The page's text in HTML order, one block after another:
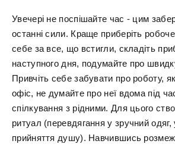
Увечері не поспішайте час - цим
останні сили. Краще приберіть
себе за все, що встигли, складіть
наступного дня, подумайте про
Привчіть себе забувати про роботу,
офіс, не думайте про неї вдома під
спілкування з рідними. Для цього
ритуал (перевдягання у зручний
прийняття душу). Навчившись